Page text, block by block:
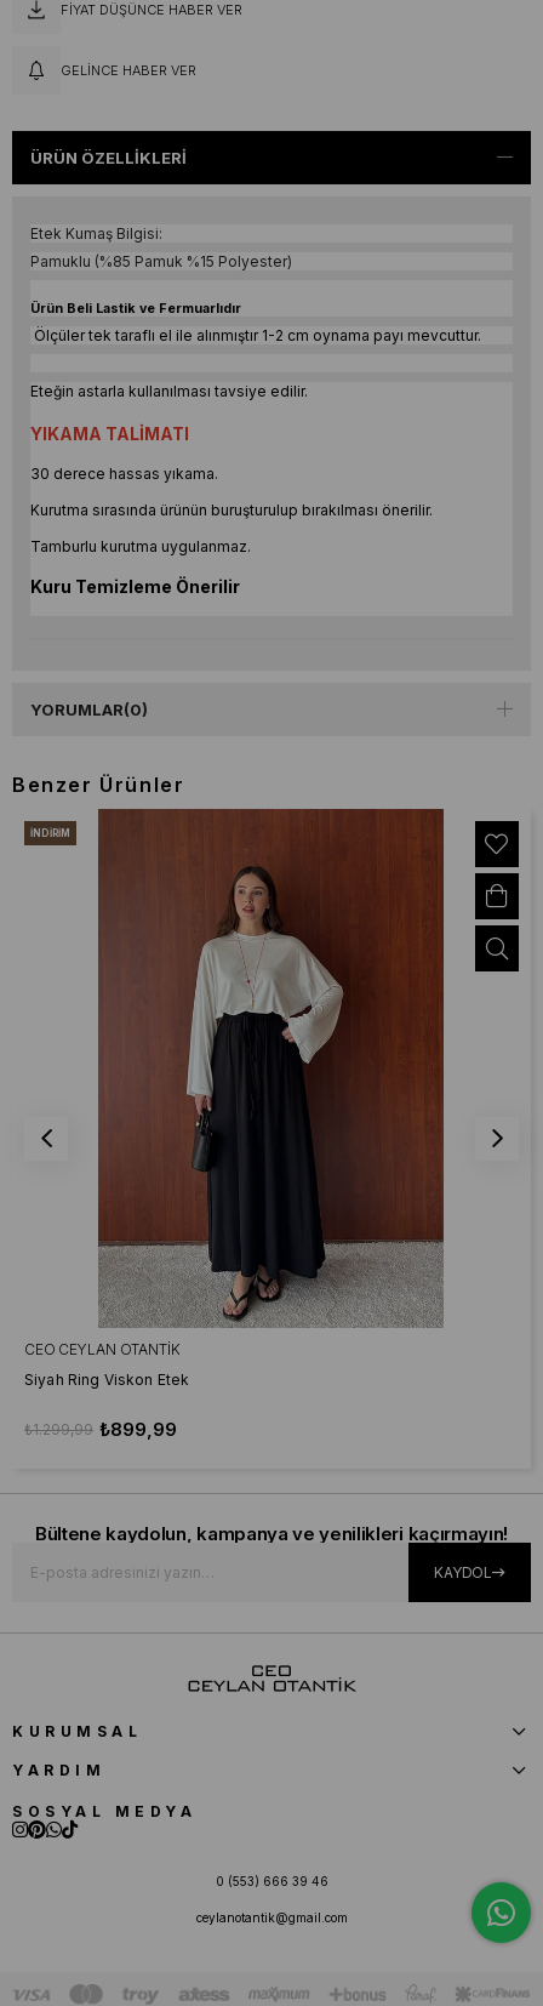
FIYAT DÜŞÜNCE HABER VER
GELINCE HABER VER
ÜRÜN ÖZELLIKLERI
Etek Kumaş Bilgisi:
Pamuklu (%85 Pamuk %15 Polyester)
Ürün Beli Lastik ve Fermuarlıdır
Ölçüler tek taraflı el ile alınmıştır 1-2 cm oynama payı mevcuttur.
Eteğin astarla kullanılması tavsiye edilir.
YIKAMA TALİMATI
30 derece hassas yıkama.
Kurutma sırasında ürünün buruşturulup bırakılması önerilir.
Tamburlu kurutma uygulanmaz.
Kuru Temizleme Önerilir
YORUMLAR(0)
Benzer Ürünler
CEO CEYLAN OTANTIK
Siyah Ring Viskon Etek
₺899,99
₺1.299,99
İNDIRIM
Bültene kaydolun, kampanya ve yenilikleri kaçırmayın!
KAYDOL
KURUMSAL
YARDIM
SOSYAL MEDYA
0 (553) 666 39 46
ceylanotantik@gmail.com